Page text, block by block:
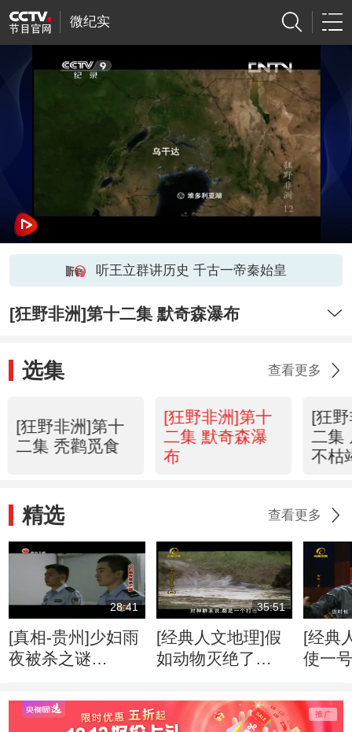
微纪实
听王立群讲历史 千古一帝秦始皇
[狂野非洲]第十二集 默奇森瀑布
选集 查看更多
[狂野非洲]第十
二集 秃鹳觅食
[狂野非洲]第十
二集 默奇森瀑
布
[狂
二集
不枯
精选 查看更多
28:41
[真相-贵州]少妇雨
夜被杀之谜
35:51
[经典人文地理]假
如动物灭绝了
[经典
使一